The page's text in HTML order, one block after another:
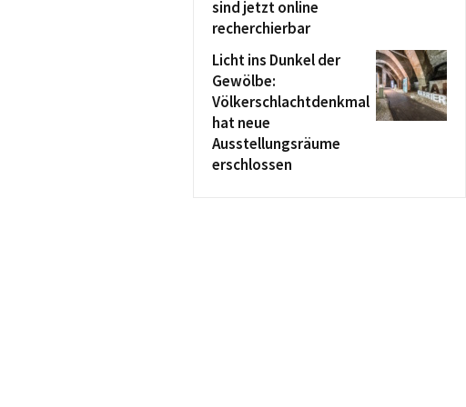
sind jetzt online
recherchierbar
Licht ins Dunkel der
Gewölbe:
Völkerschlachtdenkmal
hat neue
Ausstellungsräume
erschlossen